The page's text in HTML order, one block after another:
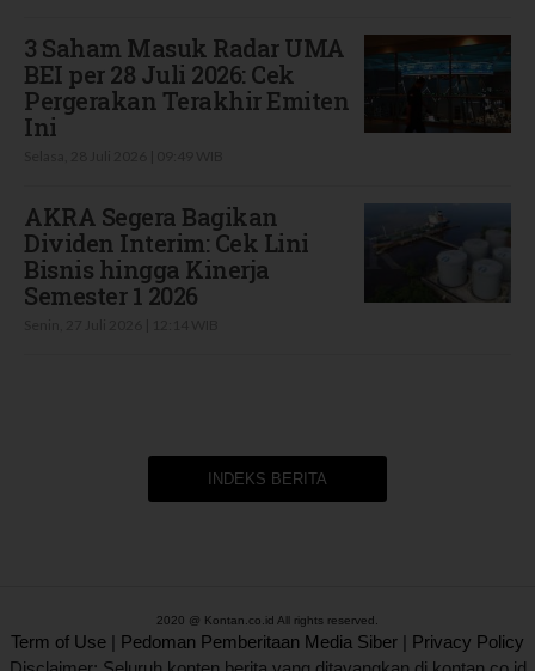
3 Saham Masuk Radar UMA
BEI per 28 Juli 2026: Cek
Pergerakan Terakhir Emiten
Ini
AKRA Segera Bagikan
Dividen Interim: Cek Lini
Bisnis hingga Kinerja
Semester 1 2026
INDEKS BERITA
2020 @ Kontan.co.id All rights reserved.
Term of Use | Pedoman Pemberitaan Media Siber | Privacy Policy